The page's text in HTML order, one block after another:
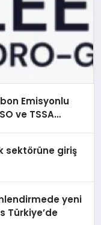
Emisyonlu
ve TSSA
sektörüne giriş
yeni
Türkiye’de